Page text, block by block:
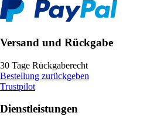
Versand und Rückgabe
30 Tage Rückgaberecht
Bestellung zurückgeben
Trustpilot
Dienstleistungen